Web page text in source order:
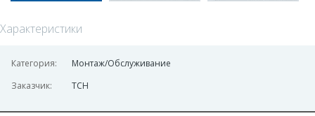
Характеристики
Категория:
Монтаж/Обслуживание
Заказчик:
ТСН